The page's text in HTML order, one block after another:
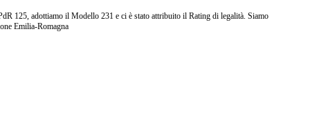
125, adottiamo il Modello 231 e ci è stato attribuito il Rating di legalità. Siamo
Emilia-Romagna